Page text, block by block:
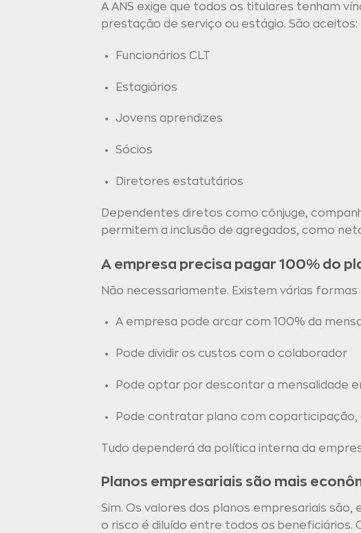
A ANS exige que todos os titulares tenham
prestação de serviço ou estágio. São aceitos:
Funcionários CLT
Estagiários
Jovens aprendizes
Sócios
Diretores estatutários
Dependentes diretos como cônjuge,
permitem a inclusão de agregados, como
A empresa precisa pagar 100% do
Não necessariamente. Existem várias formas
A empresa pode arcar com 100% da
Pode dividir os custos com o colaborador
Pode optar por descontar a mensalidade
Pode contratar plano com
Tudo dependerá da política interna da
Planos empresariais são mais
Sim. Os valores dos planos empresariais são,
o risco é diluído entre todos os beneficiários.